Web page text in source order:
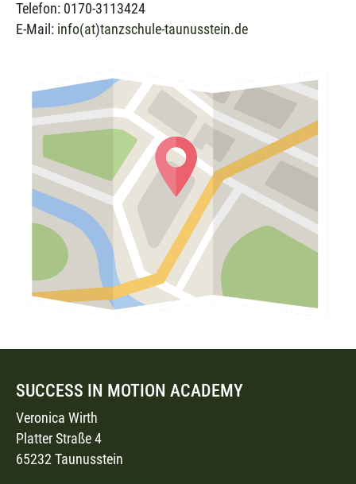
Telefon: 0170-3113424
E-Mail: info(at)tanzschule-taunusstein.de
SUCCESS IN MOTION ACADEMY
Veronica Wirth
Platter Straße 4
65232 Taunusstein